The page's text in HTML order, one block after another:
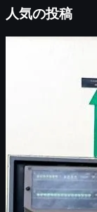
人気の投稿